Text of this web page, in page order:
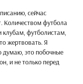
сейчас
Количеством футбола
клубам, футболистам,
жертвовать. Я
думаю, это побочные
и не только перед